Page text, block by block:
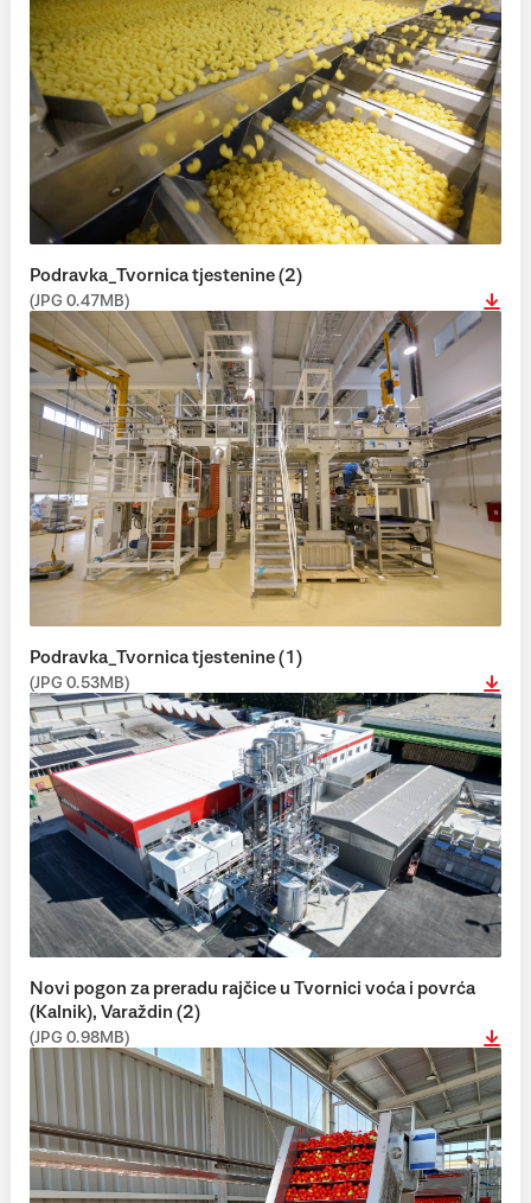
Podravka_Tvornica tjestenine (2)
(JPG 0.47MB)
Podravka_Tvornica tjestenine (1)
(JPG 0.53MB)
Novi pogon za preradu rajčice u Tvornici voća i povrća
(Kalnik), Varaždin (2)
(JPG 0.98MB)